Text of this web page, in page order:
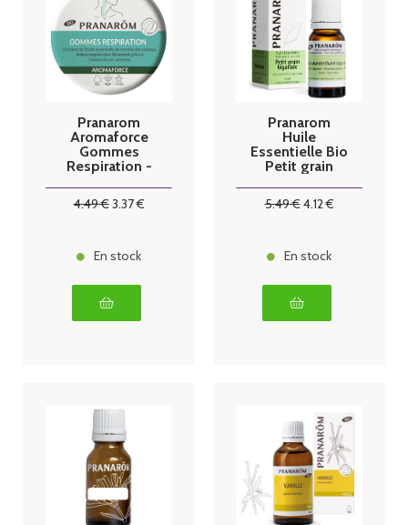
Pranarom
Aromaforce
Gommes
Respiration -
4.49€3.37€
En stock
Pranarom
Huile
Essentielle Bio
Petit grain
5.49€4.12€
En stock